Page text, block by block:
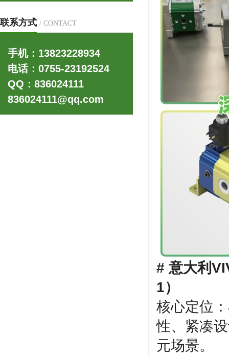
联系方式 / CONTACT
手机：13823228934
电话：0755-23192524
QQ：836024111
836024111@qq.com
# 意大利
1）
核心定位
性、紧凑
元场景。